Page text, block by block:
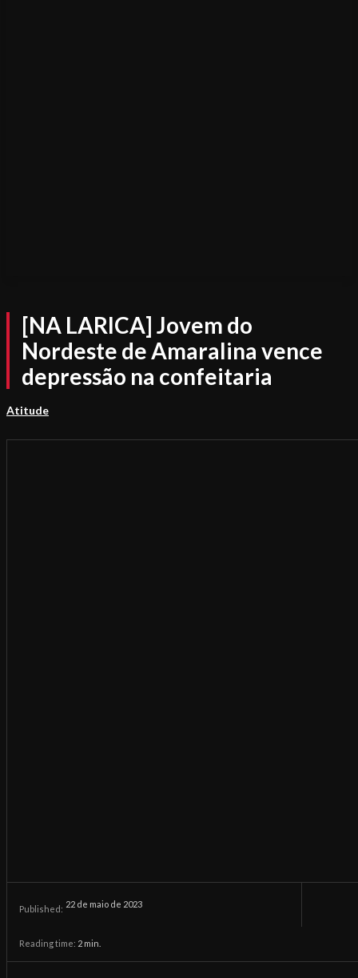
[NA LARICA] Jovem do
Nordeste de Amaralina vence
depressão na confeitaria
Atitude
Published: 22 de maio de 2023
Reading time: 2 min.